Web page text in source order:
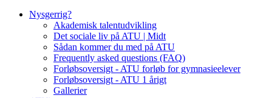
Nysgerrig?
Akademisk talentudvikling
Det sociale liv på ATU | Midt
Sådan kommer du med på ATU
Frequently asked questions (FAQ)
Forløbsoversigt - ATU forløb for gymnasieelever
Forløbsoversigt - ATU 1 årigt
Gallerier